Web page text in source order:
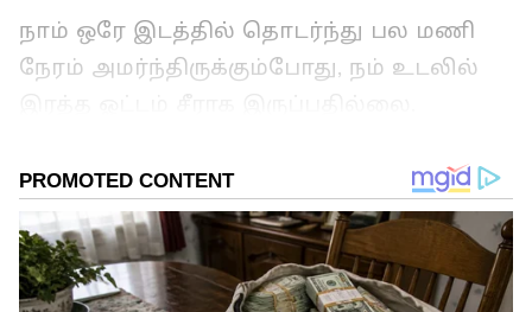
நாம் ஒரே இடத்தில் தொடர்ந்து பல மணி
நேரம் அமர்ந்திருக்கும்போது, நம் உடலில்
நோய்கள் மற்றும் உடல் பருமன் போன்ற
பாதிப்புகள் ஏற்படுவதற்கான வாய்ப்புகள்
30% முதல் 40% வரை கூடுகிறது. தொடர்ந்து
உடற்பயிற்சி செய்யாத நிலையை